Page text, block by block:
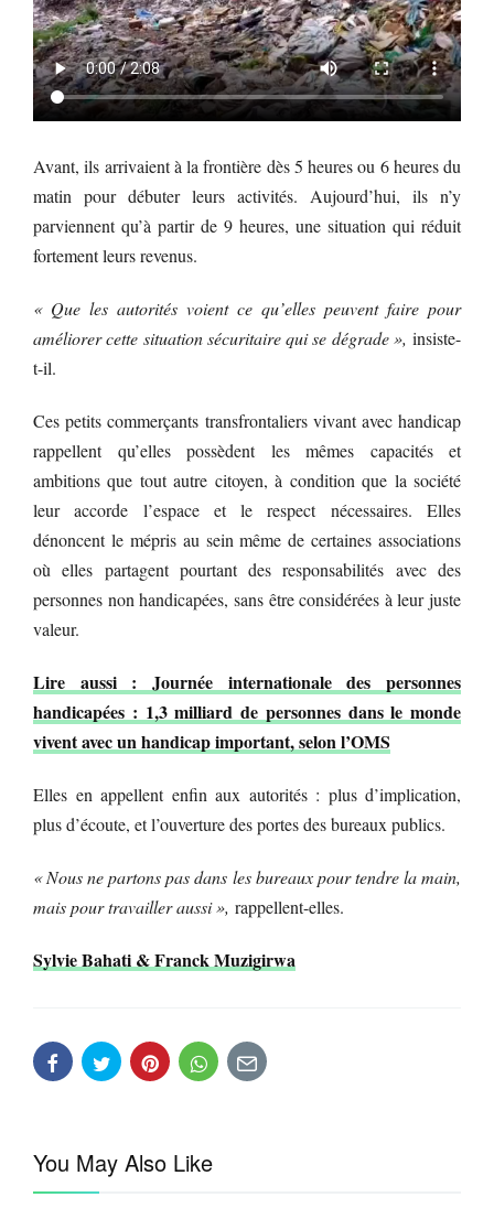
Avant, ils arrivaient à la frontière dès 5 heures ou 6 heures du
matin pour débuter leurs activités. Aujourd’hui, ils n’y
parviennent qu’à partir de 9 heures, une situation qui réduit
fortement leurs revenus.
« Que les autorités voient ce qu’elles peuvent faire pour
améliorer cette situation sécuritaire qui se dégrade », insiste-
t-il.
Ces petits commerçants transfrontaliers vivant avec handicap
rappellent qu’elles possèdent les mêmes capacités et
ambitions que tout autre citoyen, à condition que la société
leur accorde l’espace et le respect nécessaires. Elles
dénoncent le mépris au sein même de certaines associations
où elles partagent pourtant des responsabilités avec des
personnes non handicapées, sans être considérées à leur juste
valeur.
Lire aussi : Journée internationale des personnes
handicapées : 1,3 milliard de personnes dans le monde
vivent avec un handicap important, selon l’OMS
Elles en appellent enfin aux autorités : plus d’implication,
plus d’écoute, et l’ouverture des portes des bureaux publics.
« Nous ne partons pas dans les bureaux pour tendre la main,
mais pour travailler aussi », rappellent-elles.
Sylvie Bahati & Franck Muzigirwa
You May Also Like